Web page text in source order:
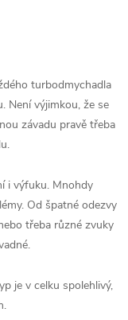
turbodmychadla
Není výjimkou, že se
závadu pravě třeba
i výfuku. Mnohdy
Od špatné odezvy
třeba různé zvuky
je v celku spolehlivý,